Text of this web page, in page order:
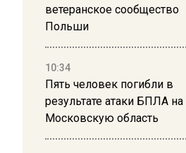
ветеранское сообщество
Польши
10:34
Пять человек погибли в
результате атаки БПЛА на
Московскую область